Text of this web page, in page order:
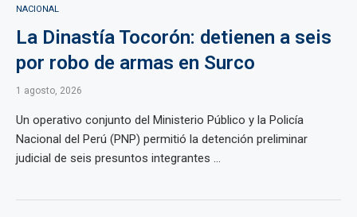
NACIONAL
La Dinastía Tocorón: detienen a seis
por robo de armas en Surco
1 agosto, 2026
Un operativo conjunto del Ministerio Público y la Policía
Nacional del Perú (PNP) permitió la detención preliminar
judicial de seis presuntos integrantes ...